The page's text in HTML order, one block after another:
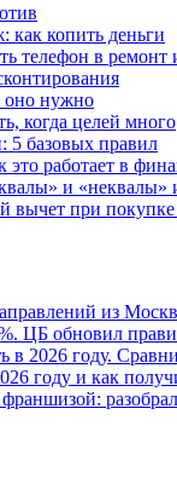
копить деньги
телефон в ремонт
оно нужно
когда целей много
базовых правил
работает в
и «неквалы»
вычет при
из
ЦБ обновил
в 2026 году.
году и как